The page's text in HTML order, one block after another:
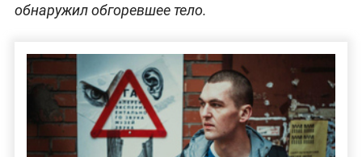
обнаружил обгоревшее тело.